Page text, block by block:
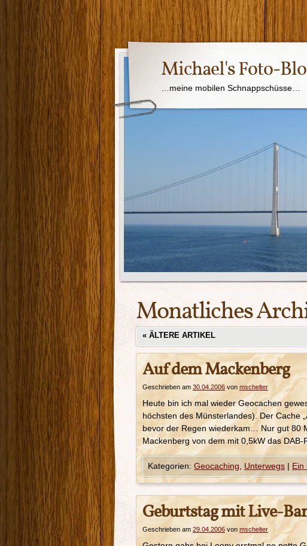
Michael's Foto-
…meine mobilen Schnappschüsse…
Monatliches
« ÄLTERE ARTIKEL
Auf dem Mackenberg
Geschrieben am 30.04.2006 von mschelter
Heute bin ich mal wieder Geocachen
höchsten des Münsterlandes). Der Cache
bevor der Regen wiederkam… Nur gut 80
Mackenberg von dem mit 0,5kW das
Kategorien: Geocaching Unterwegs | Ein
Geburtstag mit Live-
Geschrieben am 29.04.2006 von mschelter